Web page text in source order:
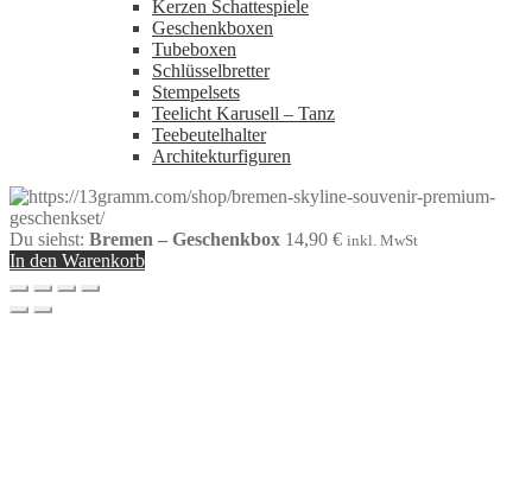
Kerzen Schattespiele
Geschenkboxen
Tubeboxen
Schlüsselbretter
Stempelsets
Teelicht Karusell – Tanz
Teebeutelhalter
Architekturfiguren
Du siehst: Bremen – Geschenkbox 14,90 € inkl. MwSt
In den Warenkorb